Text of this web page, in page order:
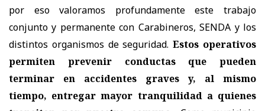
por eso valoramos profundamente este trabajo
conjunto y permanente con Carabineros, SENDA y los
distintos organismos de seguridad.Estos operativos
permiten prevenir conductas que pueden
terminar en accidentes graves y, al mismo
tiempo, entregar mayor tranquilidad a quienes